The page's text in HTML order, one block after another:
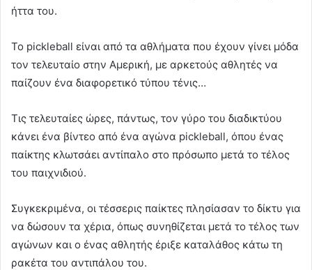
ήττα του.
To pickleball είναι από τα αθλήματα που έχουν γίνει μόδα
τον τελευταίο στην Αμερική, με αρκετούς αθλητές να
παίζουν ένα διαφορετικό τύπου τένις…
Τις τελευταίες ώρες, πάντως, τον γύρο του διαδικτύου
κάνει ένα βίντεο από ένα αγώνα pickleball, όπου ένας
παίκτης κλωτσάει αντίπαλο στο πρόσωπο μετά το τέλος
του παιχνιδιού.
Συγκεκριμένα, οι τέσσερις παίκτες πλησίασαν το δίκτυ για
να δώσουν τα χέρια, όπως συνηθίζεται μετά το τέλος των
αγώνων και ο ένας αθλητής έριξε καταλάθος κάτω τη
ρακέτα του αντιπάλου του.